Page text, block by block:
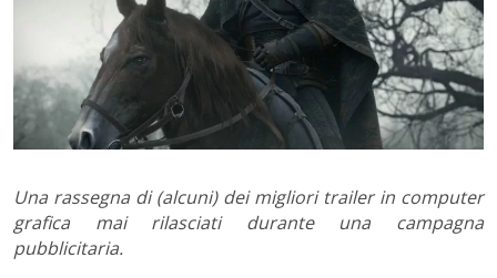
Una rassegna di (alcuni) dei migliori trailer in computer
grafica mai rilasciati durante una campagna
pubblicitaria.